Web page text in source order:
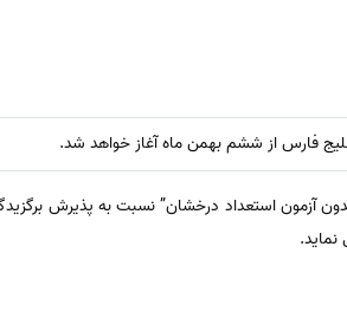
آزمون استعداد درخشان” نسبت به پذیرش